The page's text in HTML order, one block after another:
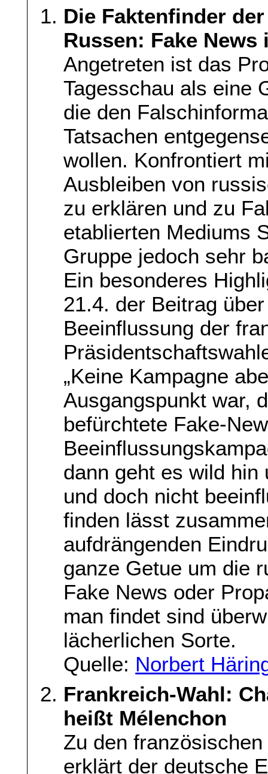
Die Faktenfinder
Russen: Fake News
Angetreten ist das
Tagesschau als eine
die den
Tatsachen
wollen. Konfrontiert
Ausbleiben von
zu erklären und zu
etablierten Mediums
Gruppe jedoch sehr
Ein besonderes
21.4. der Beitrag
Beeinflussung der
„Keine Kampagne
Ausgangspunkt war,
befürchtete Fake-
dann geht es wild
und doch nicht
finden lässt
aufdrängenden
ganze Getue um die
Fake News oder
man findet sind
lächerlichen Sorte.
Quelle: Norbert
Frankreich-Wahl:
heißt Mélenchon
Zu den
erklärt der deutsche